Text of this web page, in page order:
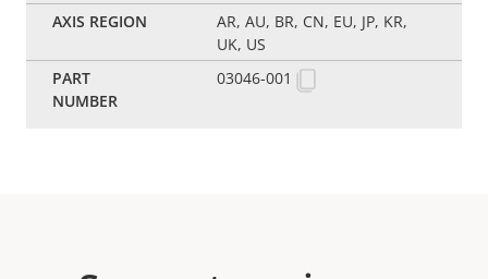
AR, AU, BR, CN, EU, JP, KR,
UK, US
03046-001